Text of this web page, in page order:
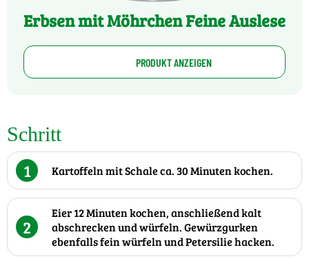
Erbsen mit Möhrchen Feine Auslese
PRODUKT ANZEIGEN
Schritt
1
Kartoffeln mit Schale ca. 30 Minuten kochen.
2
Eier 12 Minuten kochen, anschließend kalt
abschrecken und würfeln. Gewürzgurken
ebenfalls fein würfeln und Petersilie hacken.